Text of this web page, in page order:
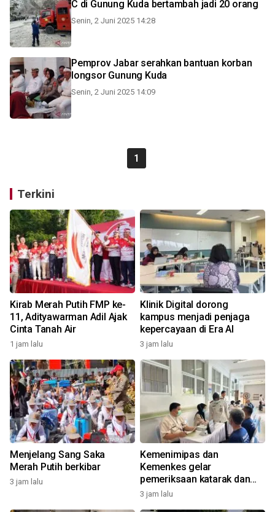
C di Gunung Kuda bertambah jadi 20 orang
Senin, 2 Juni 2025 14:28
Pemprov Jabar serahkan bantuan korban
longsor Gunung Kuda
Senin, 2 Juni 2025 14:09
1
Terkini
Kirab Merah Putih FMP ke-
11, Adityawarman Adil Ajak
Cinta Tanah Air
1 jam lalu
Klinik Digital dorong
kampus menjadi penjaga
kepercayaan di Era AI
3 jam lalu
Menjelang Sang Saka
Merah Putih berkibar
3 jam lalu
Kemenimipas dan
Kemenkes gelar
pemeriksaan katarak dan
CKG sambut HUT RI
3 jam lalu